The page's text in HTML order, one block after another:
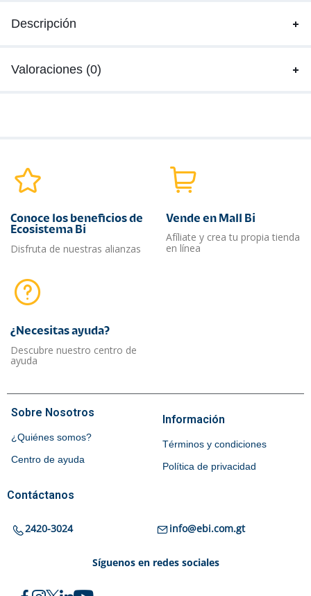
Descripción
Valoraciones (0)
Conoce los beneficios de
Ecosistema Bi
Disfruta de nuestras alianzas
Vende en Mall Bi
Afíliate y crea tu propia tienda
en línea
¿Necesitas ayuda?​
Descubre nuestro centro de
ayuda
Sobre Nosotros
¿Quiénes somos?
Centro de ayuda
Información
Términos y condiciones
Política de privacidad
Contáctanos
2420-3024 info@ebi.com.gt
Síguenos en redes sociales